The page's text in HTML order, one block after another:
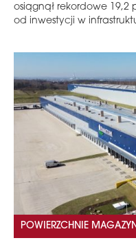
osiągnął rekordowe 19,2
od inwestycji w
POWIERZCHNIE